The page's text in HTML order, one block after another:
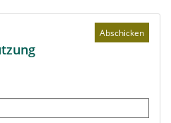
Abschicken